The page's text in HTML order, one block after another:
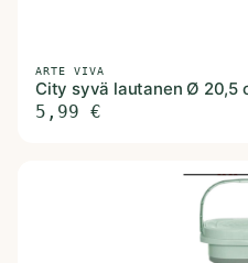
ARTE VIVA
City syvä lautanen Ø 20,5
5,99 €